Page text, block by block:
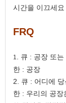
시간을 이끄세
FRQ
1
. 큐 : 공장 또
한 : 공장
2. 큐 : 어디에
한 : 우리의 공장